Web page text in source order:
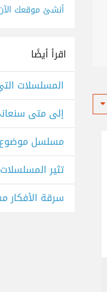
أنشئ موقعك
اقرأ أيضًا
المسلسلات
تثير
سرقة الأفكار